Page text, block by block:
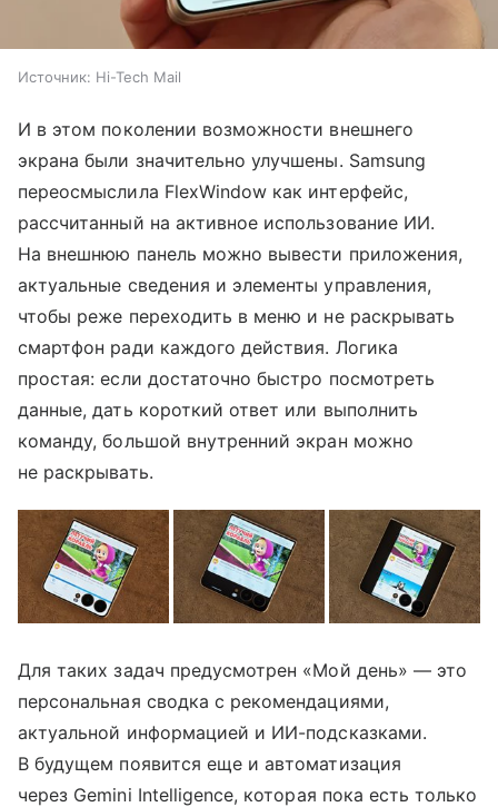
Источник: Hi-Tech Mail
И в этом поколении возможности внешнего
экрана были значительно улучшены. Samsung
переосмыслила FlexWindow как интерфейс,
рассчитанный на активное использование ИИ.
На внешнюю панель можно вывести приложения,
актуальные сведения и элементы управления,
чтобы реже переходить в меню и не раскрывать
смартфон ради каждого действия. Логика
простая: если достаточно быстро посмотреть
данные, дать короткий ответ или выполнить
команду, большой внутренний экран можно
не раскрывать.
Для таких задач предусмотрен «Мой день» — это
персональная сводка с рекомендациями,
актуальной информацией и ИИ-подсказками.
В будущем появится еще и автоматизация
через Gemini Intelligence, которая пока есть только